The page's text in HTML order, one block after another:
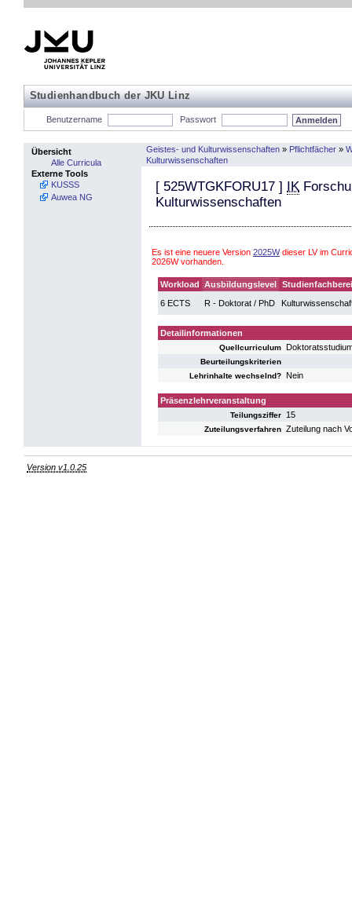
Studienhandbuch der JKU Linz
Benutzername Passwort
Übersicht
Alle Curricula
Externe Tools
KUSSS
Auwea NG
Geistes- und Kulturwissenschaften » Pflichtfächer »
Kulturwissenschaften
[ 525WTGKFORU17 ] IK
Kulturwissenschaften
Es ist eine neuere Version 2025Wdieser LV im
2026W vorhanden.
Workload Ausbildungslevel
6 ECTS
R - Doktorat / PhD
Detailinformationen
Quellcurriculum
Beurteilungskriterien
Lehrinhalte wechselnd? Nein
Präsenzlehrveranstaltung
Teilungsziffer 15
Zuteilungsverfahren Zuteilung nach
Version v1.0.25